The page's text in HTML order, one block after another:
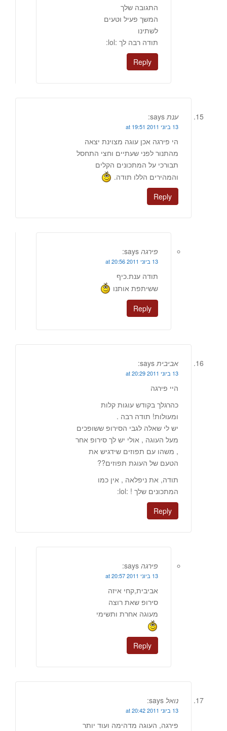
התגובה שלך
המשך פעיל וטעים
לשתינו
תודה רבה לך :lol:
Reply
ענת says:
13 ביוני 2011 at 19:51
הי פירגה אכן עוגה מצוינת יצאה
מהתנור לפני שעתיים וחצי התחסל
תבורכי על המתכונים הקלים
והמהירים הללו תודה.
Reply
פירגה says:
13 ביוני 2011 at 20:56
תודה ענת.כיף
ששיתפת אותנו
Reply
אביבית says:
13 ביוני 2011 at 20:29
היי פירגה
כהרגלך בקודש עוגות קלות
ומעולות! תודה רבה .
יש לי שאלה לגבי הסירופ ששופכים
מעל העוגה , אולי יש לך סירופ אחר
, משהו עם תפוזים שידגיש את
הטעם של העוגת תפוזים??
תודה, את ניפלאה , אין כמו
המתכונים שלך ! :lol:
Reply
פירגה says:
13 ביוני 2011 at 20:57
אביבית,קחי איזה
סירופ שאת רוצה
מעוגה אחרת ותשימי
Reply
נואל says:
13 ביוני 2011 at 20:42
פירגה, העוגה מדהימה ועוד יותר